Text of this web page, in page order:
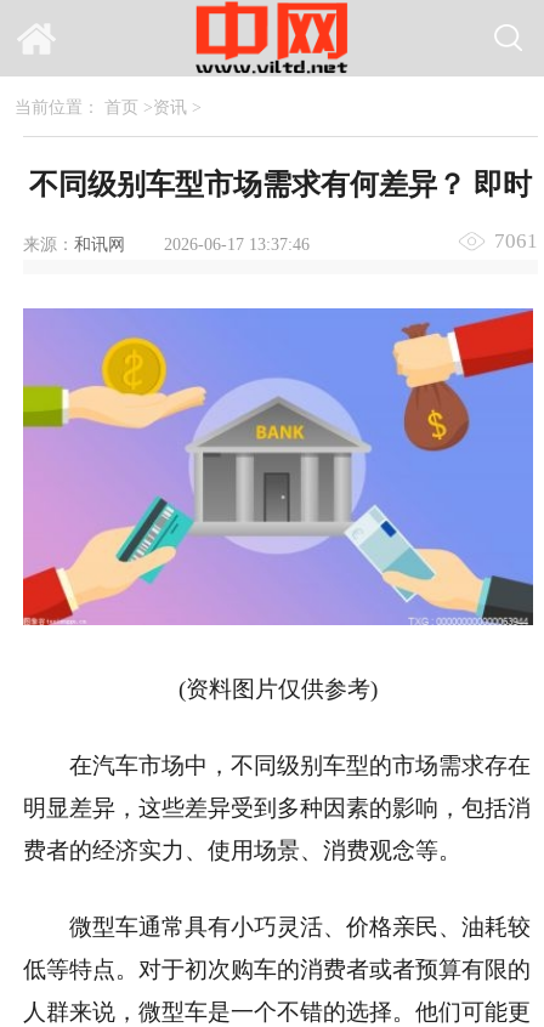
当前位置： 首页 >资讯>
不同级别车型市场需求有何差异？ 即时
来源： 和讯网 2026-06-17 13:37:46 7061
(资料图片仅供参考)
在汽车市场中，不同级别车型的市场需求存在
明显差异，这些差异受到多种因素的影响，包括消
费者的经济实力、使用场景、消费观念等。
微型车通常具有小巧灵活、价格亲民、油耗较
低等特点。对于初次购车的消费者或者预算有限的
人群来说，微型车是一个不错的选择。他们可能更